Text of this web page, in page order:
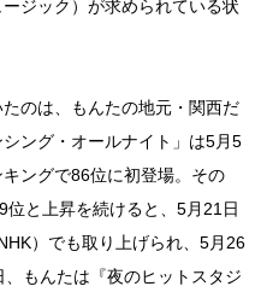
ジック）が求められている状
のは、もんたの地元・関西だ
ング・オールナイト」は5月5
ングで86位に初登場。その
と上昇を続けると、5月21日
）でも取り上げられ、5月26
もんたは『夜のヒットスタジ